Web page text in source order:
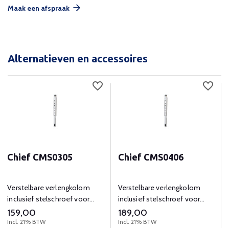
Maak een afspraak
Alternatieven en accessoires
Chief CMS0305
Verstelbare verlengkolom
inclusief stelschroef voor
extra stabiliteit.
159,00
Incl. 21% BTW
Chief CMS0406
Verstelbare verlengkolom
inclusief stelschroef voor
extra stabiliteit.
189,00
Incl. 21% BTW